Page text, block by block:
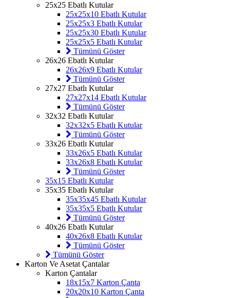
25x25 Ebatlı Kutular
25x25x10 Ebatlı Kutular
25x25x3 Ebatlı Kutular
25x25x30 Ebatlı Kutular
25x25x5 Ebatlı Kutular
Tümünü Göster
26x26 Ebatlı Kutular
26x26x9 Ebatlı Kutular
Tümünü Göster
27x27 Ebatlı Kutular
27x27x14 Ebatlı Kutular
Tümünü Göster
32x32 Ebatlı Kutular
32x32x5 Ebatlı Kutular
Tümünü Göster
33x26 Ebatlı Kutular
33x26x5 Ebatlı Kutular
33x26x8 Ebatlı Kutular
Tümünü Göster
35x15 Ebatlı Kutular
35x35 Ebatlı Kutular
35x35x45 Ebatlı Kutular
35x35x5 Ebatlı Kutular
Tümünü Göster
40x26 Ebatlı Kutular
40x26x8 Ebatlı Kutular
Tümünü Göster
Tümünü Göster
Karton Ve Asetat Çantalar
Karton Çantalar
18x15x7 Karton Çanta
20x20x10 Karton Çanta